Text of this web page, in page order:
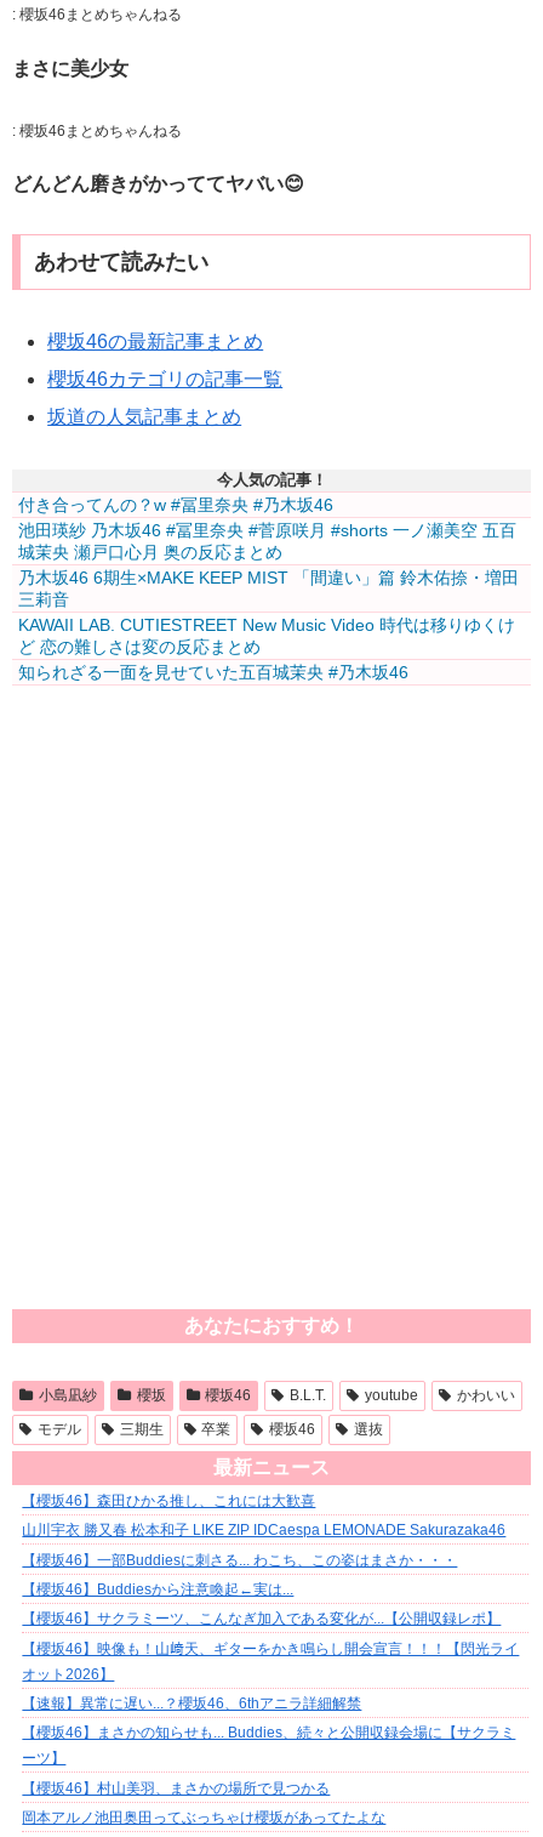
: 櫻坂46まとめちゃんねる
まさに美少女
: 櫻坂46まとめちゃんねる
どんどん磨きがかっててヤバい😊
あわせて読みたい
櫻坂46の最新記事まとめ
櫻坂46カテゴリの記事一覧
坂道の人気記事まとめ
今人気の記事！
付き合ってんの？w #冨里奈央 #乃木坂46
池田瑛紗 乃木坂46 #冨里奈央 #菅原咲月 #shorts 一ノ瀬美空 五百
城茉央 瀬戸口心月 奥の反応まとめ
乃木坂46 6期生×MAKE KEEP MIST 「間違い」篇 鈴木佑捺・増田
三莉音
KAWAII LAB. CUTIESTREET New Music Video 時代は移りゆくけ
ど 恋の難しさは変の反応まとめ
知られざる一面を見せていた五百城茉央 #乃木坂46
あなたにおすすめ！
小島凪紗 櫻坂 櫻坂46 B.L.T. youtube
かわいい
モデル
三期生 卒業 櫻坂46 選抜
最新ニュース
【櫻坂46】森田ひかる推し、これには大歓喜
山川宇衣 勝又春 松本和子 LIKE ZIP IDCaespa LEMONADE Sakurazaka46
【櫻坂46】一部Buddiesに刺さる... わこち、この姿はまさか・・・
【櫻坂46】Buddiesから注意喚起←実は...
【櫻坂46】サクラミーツ、こんなぎ加入である変化が...【公開収録レポ】
【櫻坂46】映像も！山﨑天、ギターをかき鳴らし開会宣言！！！【閃光ライ
オット2026】
【速報】異常に遅い...？櫻坂46、6thアニラ詳細解禁
【櫻坂46】まさかの知らせも... Buddies、続々と公開収録会場に【サクラミ
ーツ】
【櫻坂46】村山美羽、まさかの場所で見つかる
岡本アルノ池田奥田ってぶっちゃけ櫻坂があってたよな